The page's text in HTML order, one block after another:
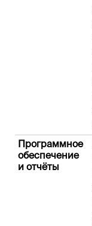
Программное
обеспечение
и отчёты